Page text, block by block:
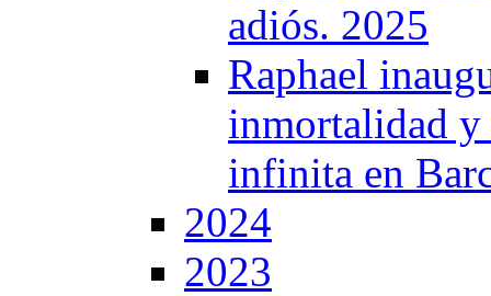
adiós. 2025
Raphael
inmortalidad y
infinita en
2024
2023